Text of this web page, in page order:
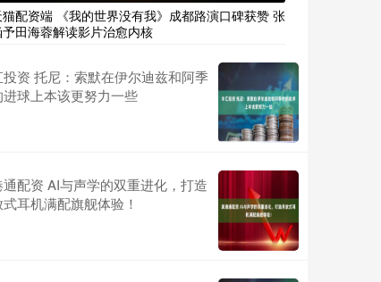
猫配资端 《我的世界没有我》成都路演口碑获赞 张
田海蓉解读影片治愈内核
投资 托尼：索默在伊尔迪兹和阿季
进球上本该更努力一些
通配资 AI与声学的双重进化，打造
耳机满配旗舰体验！